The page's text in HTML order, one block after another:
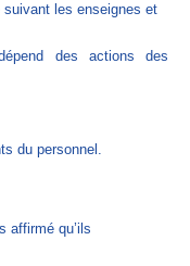
suivant les enseignes et
des actions des
du personnel.
affirmé qu’ils